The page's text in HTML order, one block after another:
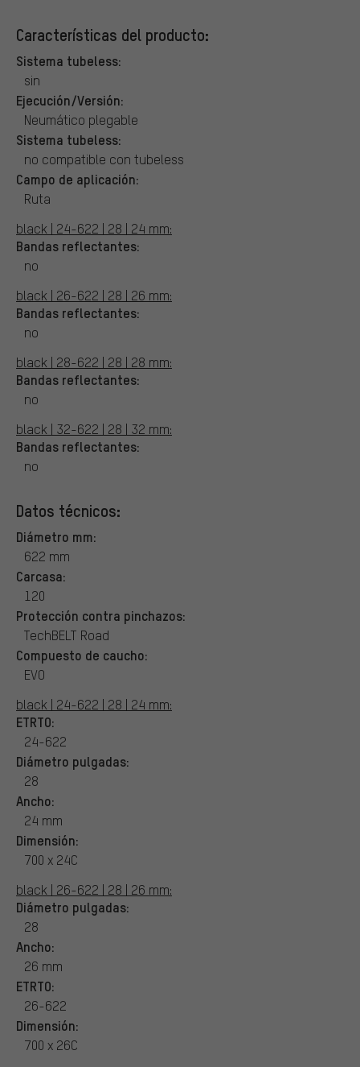
Características del producto:
Sistema tubeless:
sin
Ejecución/Versión:
Neumático plegable
Sistema tubeless:
no compatible con tubeless
Campo de aplicación:
Ruta
black | 24-622 | 28 | 24 mm:
Bandas reflectantes:
no
black | 26-622 | 28 | 26 mm:
Bandas reflectantes:
no
black | 28-622 | 28 | 28 mm:
Bandas reflectantes:
no
black | 32-622 | 28 | 32 mm:
Bandas reflectantes:
no
Datos técnicos:
Diámetro mm:
622 mm
Carcasa:
120
Protección contra pinchazos:
TechBELT Road
Compuesto de caucho:
EVO
black | 24-622 | 28 | 24 mm:
ETRTO:
24-622
Diámetro pulgadas:
28
Ancho:
24 mm
Dimensión:
700 x 24C
black | 26-622 | 28 | 26 mm:
Diámetro pulgadas:
28
Ancho:
26 mm
ETRTO:
26-622
Dimensión:
700 x 26C